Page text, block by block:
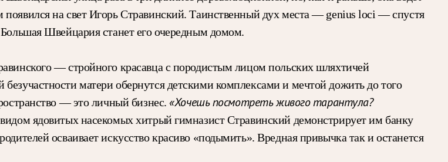
на свет Игорь Стравинский. Таинственный дух места — genius loci — спустя
Швейцария станет его очередным домом.
— стройного красавца с породистым лицом польских шляхтичей
матери обернутся детскими комплексами и мечтой дожить до того
— это личный бизнес. «Хочешь посмотреть живого тарантула?
ядовитых насекомых хитрый гимназист Стравинский демонстрирует им банку
осваивает искусство красиво «подымить». Вредная привычка так и останется